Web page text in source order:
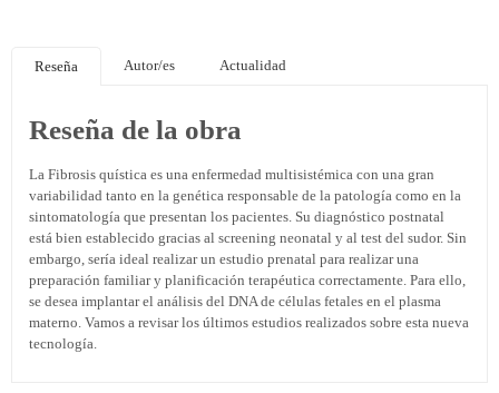
Reseña Autor/es Actualidad
Reseña de la obra
La Fibrosis quística es una enfermedad multisistémica con una gran
variabilidad tanto en la genética responsable de la patología como en la
sintomatología que presentan los pacientes. Su diagnóstico postnatal
está bien establecido gracias al screening neonatal y al test del sudor. Sin
embargo, sería ideal realizar un estudio prenatal para realizar una
preparación familiar y planificación terapéutica correctamente. Para ello,
se desea implantar el análisis del DNA de células fetales en el plasma
materno. Vamos a revisar los últimos estudios realizados sobre esta nueva
tecnología.